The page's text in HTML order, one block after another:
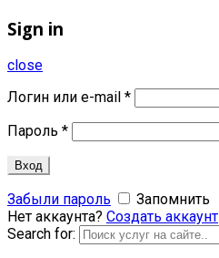
Sign in
close
Логин или e-mail *
Пароль *
Вход
Забыли пароль
Запомнить
Нет аккаунта? Создать аккаунт
Search for: